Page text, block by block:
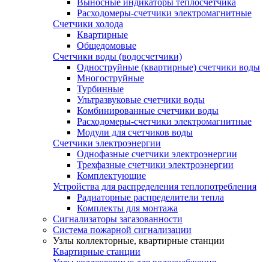
Выносные индикаторы теплосчетчика
Расходомеры-счетчики электромагнитные
Счетчики холода
Квартирные
Общедомовые
Счетчики воды (водосчетчики)
Одноструйные (квартирные) счетчики воды
Многоструйные
Турбинные
Ультразвуковые счетчики воды
Комбинированные счетчики воды
Расходомеры-счетчики электромагнитные
Модули для счетчиков воды
Счетчики электроэнергии
Однофазные счетчики электроэнергии
Трехфазные счетчики электроэнергии
Комплектующие
Устройства для распределения теплопотребления
Радиаторные распределители тепла
Комплекты для монтажа
Сигнализаторы загазованности
Система пожарной сигнализации
Узлы коллекторные, квартирные станции
Квартирные станции